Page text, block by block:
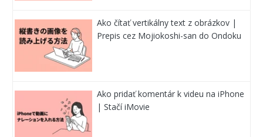
Ako čítať vertikálny text z obrázkov |
Prepis cez Mojiokoshi-san do Ondoku
Ako pridať komentár k videu na iPhone
| Stačí iMovie